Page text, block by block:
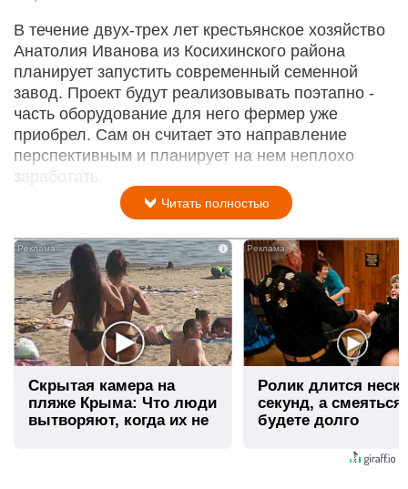
В течение двух-трех лет крестьянское хозяйство
Анатолия Иванова из Косихинского района
планирует запустить современный семенной
завод. Проект будут реализовывать поэтапно -
часть оборудование для него фермер уже
приобрел. Сам он считает это направление
перспективным и планирует на нем неплохо
заработать.
Читать полностью
i
Скрытая камера на
пляже Крыма: Что люди
вытворяют, когда их не
Ролик длится
секунд, а
будете долго